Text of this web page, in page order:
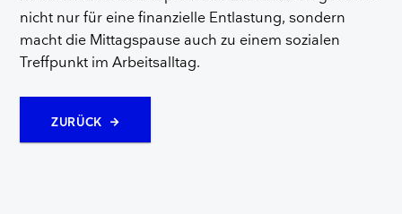
nicht nur für eine finanzielle Entlastung, sondern
macht die Mittagspause auch zu einem sozialen
Treffpunkt im Arbeitsalltag.
ZURÜCK